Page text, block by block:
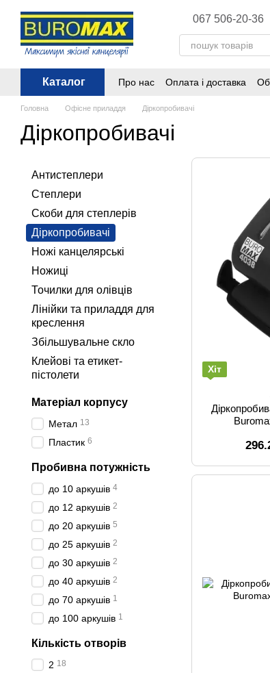
Перейти до основного контенту
067 506-20-36
Каталог Про нас Оплата і доставка
Головна Офісне приладдя Діркопробивачі
Діркопробивачі
Хіт
Антистеплери
Степлери
Скоби для степлерів
Діркопробивачі
Ножі канцелярські
Ножиці
Точилки для олівців
Лінійки та приладдя для
креслення
Збільшувальне скло
Клейові та етикет-
пістолети
Матеріал корпусу
Метал 13
Пластик 6
Пробивна потужність
до 10 аркушів 4
до 12 аркушів 2
до 20 аркушів 5
до 25 аркушів 2
до 30 аркушів 2
до 40 аркушів 2
до 70 аркушів 1
до 100 аркушів 1
Кількість отворів
2 18